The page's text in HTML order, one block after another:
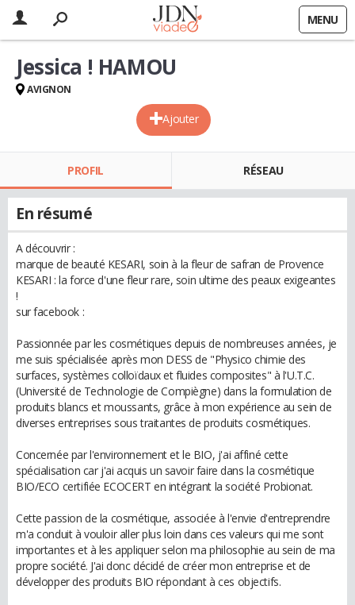
MENU
Ajouter
Jessica ! HAMOU
AVIGNON
PROFIL RÉSEAU
En résumé
A découvrir :
marque de beauté KESARI, soin à la fleur de safran de Provence
KESARI : la force d'une fleur rare, soin ultime des peaux exigeantes
!
sur facebook :
Passionnée par les cosmétiques depuis de nombreuses années, je
me suis spécialisée après mon DESS de "Physico chimie des
surfaces, systèmes colloïdaux et fluides composites" à l'U.T.C.
(Université de Technologie de Compiègne) dans la formulation de
produits blancs et moussants, grâce à mon expérience au sein de
diverses entreprises sous traitantes de produits cosmétiques.
Concernée par l'environnement et le BIO, j'ai affiné cette
spécialisation car j'ai acquis un savoir faire dans la cosmétique
BIO/ECO certifiée ECOCERT en intégrant la société Probionat.
Cette passion de la cosmétique, associée à l'envie d'entreprendre
m'a conduit à vouloir aller plus loin dans ces valeurs qui me sont
importantes et à les appliquer selon ma philosophie au sein de ma
propre société. J'ai donc décidé de créer mon entreprise et de
développer des produits BIO répondant à ces objectifs.